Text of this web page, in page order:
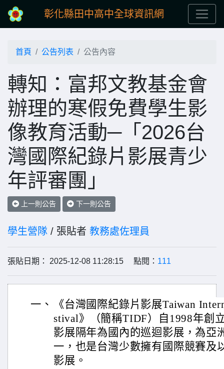
彰化縣田中高中全球資訊網
首頁 公告列表 公告內容
轉知：富邦文教基金會
辦理的寒假免費學生影
像教育活動─「2026台
灣國際紀錄片影展青少
年評審團」
上一則公告 下一則公告
學生營隊 / 張貼者 教務處佐理員
張貼日期： 2025-12-08 11:28:15 點閱： 111
一、
《台灣國際紀錄片影展Taiwan
stival》（簡稱TIDF）自1998年創
影展隔年為國內的巡迴影展，為亞
一，也是台灣少數擁有國際競賽及
影展。